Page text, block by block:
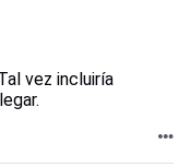
vez incluiría